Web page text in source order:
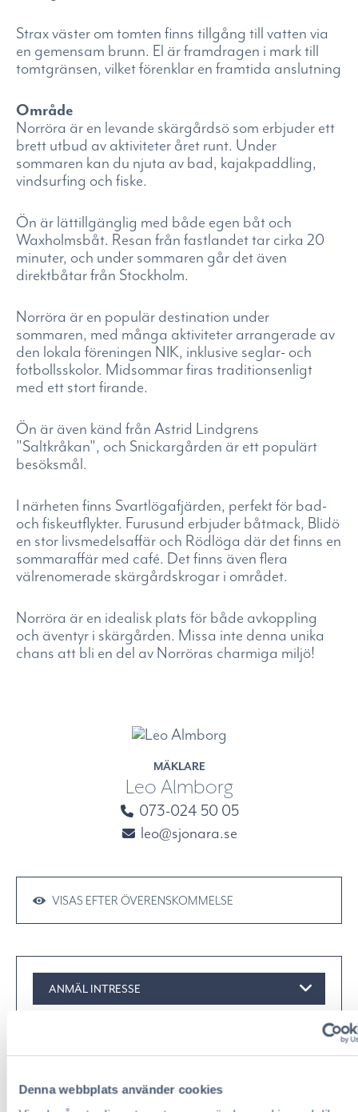
Denna webbplats använder cookies
Strax väster om tomten finns tillgång till vatten via
en gemensam brunn. El är framdragen i mark till
tomtgränsen, vilket förenklar en framtida anslutning
Område
Norröra är en levande skärgårdsö som erbjuder ett
brett utbud av aktiviteter året runt. Under
sommaren kan du njuta av bad, kajakpaddling,
vindsurfing och fiske.
Ön är lättillgänglig med både egen båt och
Waxholmsbåt. Resan från fastlandet tar cirka 20
minuter, och under sommaren går det även
direktbåtar från Stockholm.
Norröra är en populär destination under
sommaren, med många aktiviteter arrangerade av
den lokala föreningen NIK, inklusive seglar- och
fotbollsskolor. Midsommar firas traditionsenligt
med ett stort firande.
Ön är även känd från Astrid Lindgrens
"Saltkråkan", och Snickargården är ett populärt
besöksmål.
I närheten finns Svartlögafjärden, perfekt för bad-
och fiskeutflykter. Furusund erbjuder båtmack, Blidö
en stor livsmedelsaffär och Rödlöga där det finns en
sommaraffär med café. Det finns även flera
välrenomerade skärgårdskrogar i området.
Norröra är en idealisk plats för både avkoppling
och äventyr i skärgården. Missa inte denna unika
chans att bli en del av Norröras charmiga miljö!
MÄKLARE
Leo Almborg
073-024 50 05
leo@sjonara.se
VISAS EFTER ÖVERENSKOMMELSE
ANMÄL INTRESSE